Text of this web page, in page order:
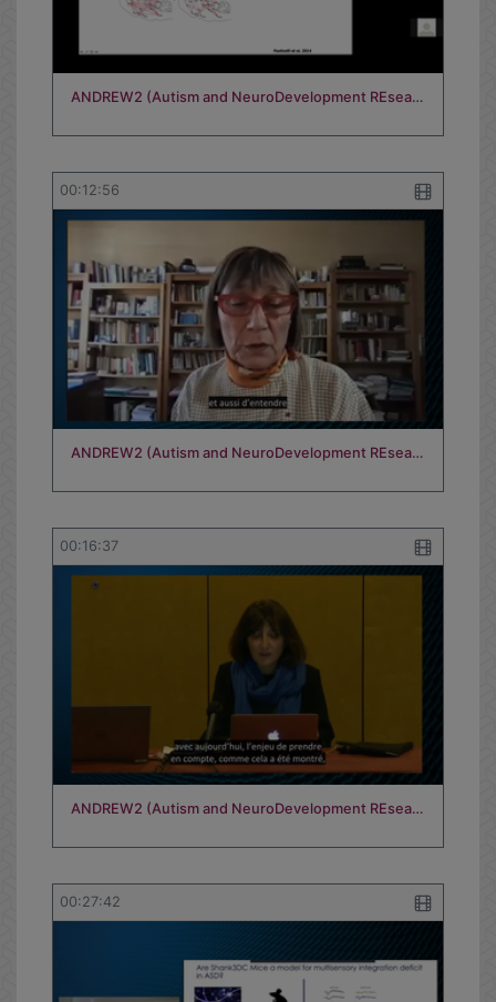
ANDREW2 (Autism and NeuroDevelopment REsea…
00:12:56
ANDREW2 (Autism and NeuroDevelopment REsea…
00:16:37
ANDREW2 (Autism and NeuroDevelopment REsea…
00:27:42